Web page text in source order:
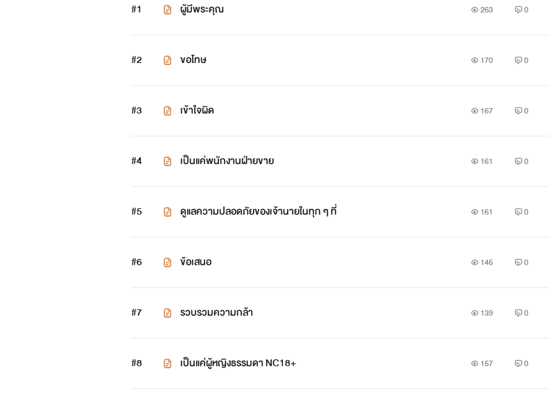
#1 ผู้มีพระคุณ 263 0
#2 ขอโทษ 170 0
#3 เข้าใจผิด 167 0
#4 เป็นแค่พนักงานฝ่ายขาย 161 0
#5 ดูแลความปลอดภัยของเจ้านายในทุก ๆ ที่ 161 0
#6 ข้อเสนอ 145 0
#7 รวบรวมความกล้า 139 0
#8 เป็นแค่ผู้หญิงธรรมดา NC18+ 157 0